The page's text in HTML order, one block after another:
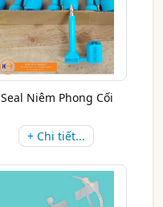
Seal Niêm Phong Cối
+ Chi tiết...